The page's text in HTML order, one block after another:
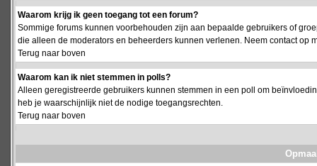
Waarom krijg ik geen toegang tot een forum?
Sommige forums kunnen voorbehouden zijn aan bepaalde gebruikers of
die alleen de moderators en beheerders kunnen verlenen. Neem contact op
Terug naar boven
Waarom kan ik niet stemmen in polls?
Alleen geregistreerde gebruikers kunnen stemmen in een poll om
heb je waarschijnlijk niet de nodige toegangsrechten.
Terug naar boven